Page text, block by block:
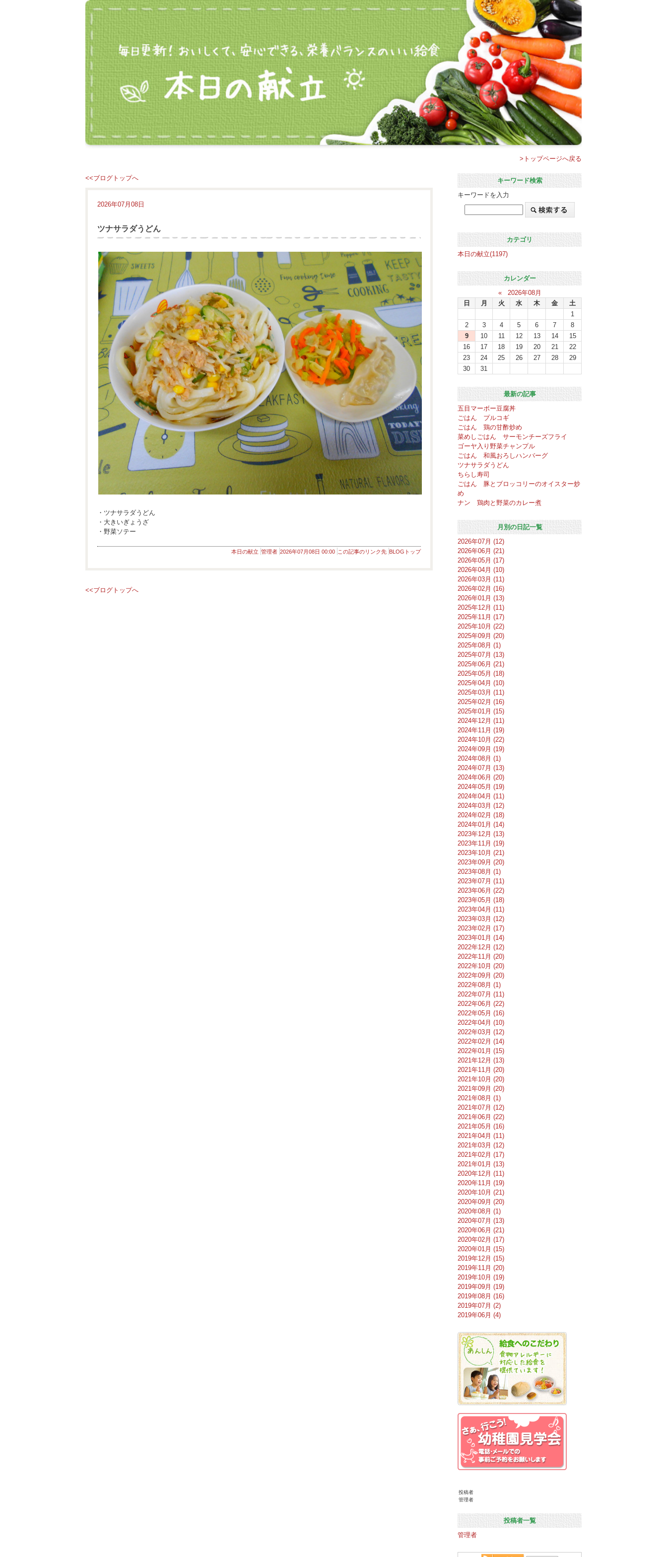
>トップページへ戻る
<<ブログトップへ
2026年07月08日
ツナサラダうどん
・ツナサラダうどん
・大きいぎょうざ
・野菜ソテー
本日の献立 管理者 2026年07月08日 00:00 この記事のリンク先 BLOGトップ
<<ブログトップへ
キーワード検索
キーワードを入力
カテゴリ
本日の献立(1197)
カレンダー
«
2026年08月
日
月 火 水 木 金
土
1
2
3 4 5 6 7
8
9
10 11 12 13 14
15
16
17 18 19 20 21
22
23
24 25 26 27 28
29
30
31
最新の記事
五目マーボー豆腐丼
ごはん プルコギ
ごはん 鶏の甘酢炒め
菜めしごはん サーモンチーズフライ
ゴーヤ入り野菜チャンプル
ごはん 和風おろしハンバーグ
ツナサラダうどん
ちらし寿司
ごはん 豚とブロッコリーのオイスター炒
め
ナン 鶏肉と野菜のカレー煮
月別の日記一覧
2026年07月 (12)
2026年06月 (21)
2026年05月 (17)
2026年04月 (10)
2026年03月 (11)
2026年02月 (16)
2026年01月 (13)
2025年12月 (11)
2025年11月 (17)
2025年10月 (22)
2025年09月 (20)
2025年08月 (1)
2025年07月 (13)
2025年06月 (21)
2025年05月 (18)
2025年04月 (10)
2025年03月 (11)
2025年02月 (16)
2025年01月 (15)
2024年12月 (11)
2024年11月 (19)
2024年10月 (22)
2024年09月 (19)
2024年08月 (1)
2024年07月 (13)
2024年06月 (20)
2024年05月 (19)
2024年04月 (11)
2024年03月 (12)
2024年02月 (18)
2024年01月 (14)
2023年12月 (13)
2023年11月 (19)
2023年10月 (21)
2023年09月 (20)
2023年08月 (1)
2023年07月 (11)
2023年06月 (22)
2023年05月 (18)
2023年04月 (11)
2023年03月 (12)
2023年02月 (17)
2023年01月 (14)
2022年12月 (12)
2022年11月 (20)
2022年10月 (20)
2022年09月 (20)
2022年08月 (1)
2022年07月 (11)
2022年06月 (22)
2022年05月 (16)
2022年04月 (10)
2022年03月 (12)
2022年02月 (14)
2022年01月 (15)
2021年12月 (13)
2021年11月 (20)
2021年10月 (20)
2021年09月 (20)
2021年08月 (1)
2021年07月 (12)
2021年06月 (22)
2021年05月 (16)
2021年04月 (11)
2021年03月 (12)
2021年02月 (17)
2021年01月 (13)
2020年12月 (11)
2020年11月 (19)
2020年10月 (21)
2020年09月 (20)
2020年08月 (1)
2020年07月 (13)
2020年06月 (21)
2020年02月 (17)
2020年01月 (15)
2019年12月 (15)
2019年11月 (20)
2019年10月 (19)
2019年09月 (19)
2019年08月 (16)
2019年07月 (2)
2019年06月 (4)
投稿者
管理者
投稿者一覧
管理者